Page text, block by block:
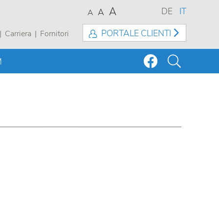
DE IT
A A A
PORTALE CLIENTI
Carriera Fornitori